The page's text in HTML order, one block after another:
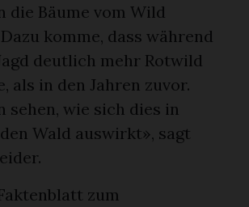
die Bäume vom Wild
komme, dass während
deutlich mehr Rotwild
als in den Jahren zuvor.
sehen, wie sich dies in
Wald auswirkt», sagt
zum